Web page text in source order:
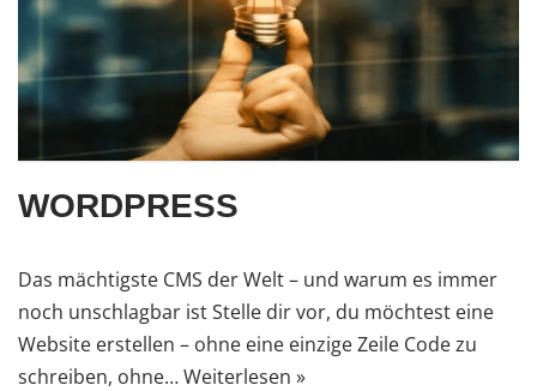
WORDPRESS
Das mächtigste CMS der Welt – und warum es immer
noch unschlagbar ist Stelle dir vor, du möchtest eine
Website erstellen – ohne eine einzige Zeile Code zu
schreiben, ohne…Weiterlesen »